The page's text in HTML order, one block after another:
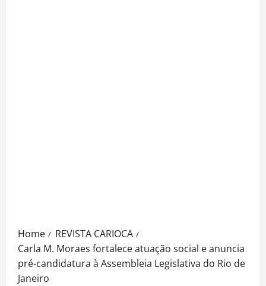
Home
REVISTA CARIOCA
Carla M. Moraes fortalece atuação social e anuncia
pré-candidatura à Assembleia Legislativa do Rio de
Janeiro